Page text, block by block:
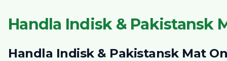
Handla Indisk & Pakistansk
Handla Indisk & Pakistansk Mat